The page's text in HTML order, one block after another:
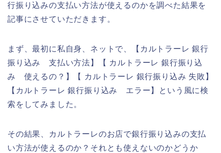
行振り込みの支払い方法が使えるのかを調べた結果を
記事にさせていただきます。
まず、最初に私自身、ネットで、【カルトラーレ 銀行
振り込み 支払い方法】【 カルトラーレ 銀行振り込
み 使えるの？】【 カルトラーレ 銀行振り込み 失敗】
【カルトラーレ 銀行振り込み エラー】という風に検
索をしてみました。
その結果、カルトラーレのお店で銀行振り込みの支払
い方法が使えるのか？それとも使えないのかどうか